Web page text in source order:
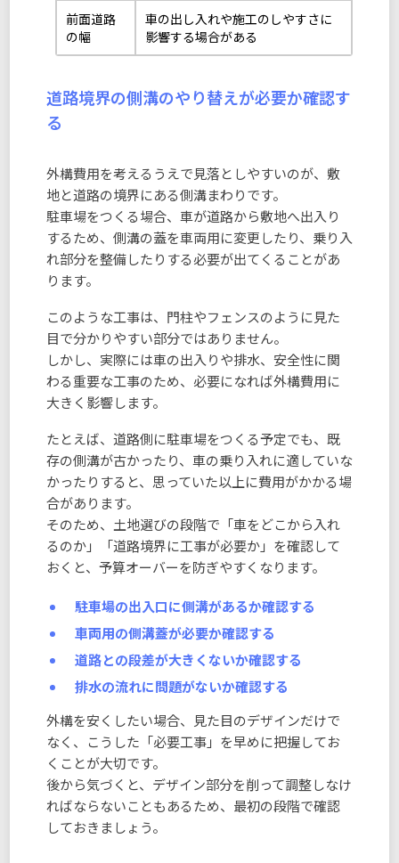
前面道路
の幅
車の出し入れや施工のしやすさに
影響する場合がある
道路境界の側溝のやり替えが必要か確認す
る
外構費用を考えるうえで見落としやすいのが、敷
地と道路の境界にある側溝まわりです。
駐車場をつくる場合、車が道路から敷地へ出入り
するため、側溝の蓋を車両用に変更したり、乗り入
れ部分を整備したりする必要が出てくることがあ
ります。
このような工事は、門柱やフェンスのように見た
目で分かりやすい部分ではありません。
しかし、実際には車の出入りや排水、安全性に関
わる重要な工事のため、必要になれば外構費用に
大きく影響します。
たとえば、道路側に駐車場をつくる予定でも、既
存の側溝が古かったり、車の乗り入れに適していな
かったりすると、思っていた以上に費用がかかる場
合があります。
そのため、土地選びの段階で「車をどこから入れ
るのか」「道路境界に工事が必要か」を確認して
おくと、予算オーバーを防ぎやすくなります。
駐車場の出入口に側溝があるか確認する
車両用の側溝蓋が必要か確認する
道路との段差が大きくないか確認する
排水の流れに問題がないか確認する
外構を安くしたい場合、見た目のデザインだけで
なく、こうした「必要工事」を早めに把握してお
くことが大切です。
後から気づくと、デザイン部分を削って調整しなけ
ればならないこともあるため、最初の段階で確認
しておきましょう。